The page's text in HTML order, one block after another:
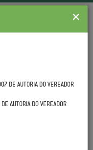
×
DE AUTORIA DO VEREADOR
AUTORIA DO VEREADOR